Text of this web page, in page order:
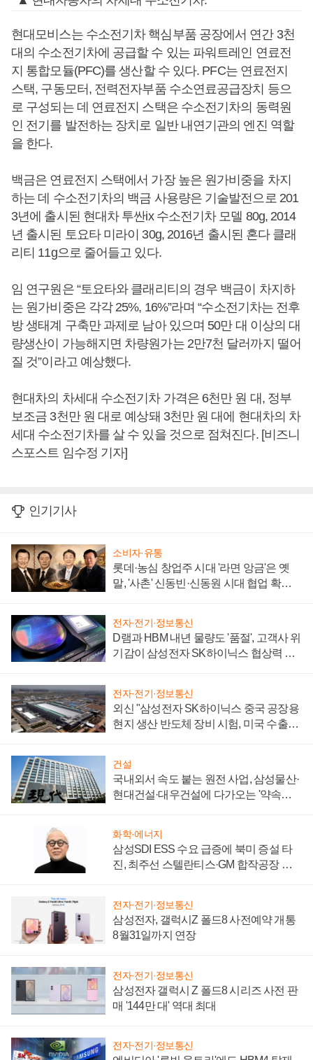
현대모비스는 수소전기차 핵심부품 공장에서 연간 3천
대의 수소전기차에 공급할 수 있는 파워트레인 연료전
지 통합모듈(PFC)를 생산할 수 있다. PFC는 연료전지
스택, 구동모터, 전력전자부품 수소연료공급장치 등으
로 구성되는 데 연료전지 스택은 수소전기차의 동력원
인 전기를 발전하는 장치로 일반 내연기관의 엔진 역할
을 한다.
백금은 연료전지 스택에서 가장 높은 원가비중을 차지
하는 데 수소전기차의 백금 사용량은 기술발전으로 201
3년에 출시된 현대차 투싼ix 수소전기차 모델 80g, 2014
년 출시된 토요타 미라이 30g, 2016년 출시된 혼다 클래
리티 11g으로 줄어들고 있다.
임 연구원은 “토요타와 클래리티의 경우 백금이 차지하
는 원가비중은 각각 25%, 16%”라며 “수소전기차는 전후
방 생태계 구축만 과제로 남아 있으며 50만 대 이상의 대
량생산이 가능해지면 차량원가는 2만7천 달러까지 떨어
질 것”이라고 예상했다.
현대차의 차세대 수소전기차 가격은 6천만 원 대, 정부
보조금 3천만 원 대로 예상돼 3천만 원 대에 현대차의 차
세대 수소전기차를 살 수 있을 것으로 점쳐진다. [비즈니
스포스트 임수정 기자]
인기기사
소비자·유통
롯데·농심 창업주 시대 '라면 앙금'은 옛
말, '사촌' 신동빈·신동원 시대 협업 확대
전자·전기·정보통신
D램과 HBM 내년 물량도 '품절', 고객사 위
기감이 삼성전자 SK하이닉스 협상력 더
전자·전기·정보통신
외신 "삼성전자 SK하이닉스 중국 공장용
현지 생산 반도체 장비 시험, 미국 수출통
건설
국내외서 속도 붙는 원전 사업, 삼성물산·
현대건설·대우건설에 다가오는 '약속의
화학·에너지
삼성SDI ESS 수요 급증에 북미 증설 타
진, 최주선 스텔란티스·GM 합작공장 건
전자·전기·정보통신
삼성전자, 갤럭시Z 폴드8 사전예약 개통
8월31일까지 연장
전자·전기·정보통신
삼성전자 갤럭시 Z 폴드8 시리즈 사전 판
매 '144만 대' 역대 최대
전자·전기·정보통신